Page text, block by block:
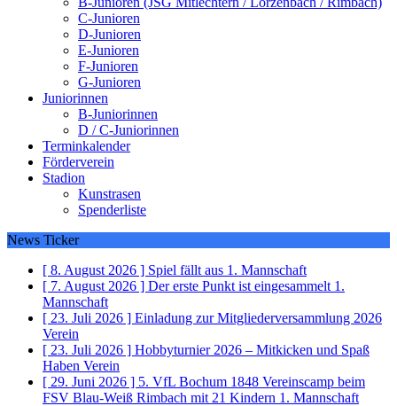
C-Junioren
D-Junioren
E-Junioren
F-Junioren
G-Junioren
Juniorinnen
B-Juniorinnen
D / C-Juniorinnen
Terminkalender
Förderverein
Stadion
Kunstrasen
Spenderliste
News Ticker
[ 8. August 2026 ] Spiel fällt aus 1. Mannschaft
[ 7. August 2026 ] Der erste Punkt ist eingesammelt 1.
Mannschaft
[ 23. Juli 2026 ] Einladung zur Mitgliederversammlung 2026
Verein
[ 23. Juli 2026 ] Hobbyturnier 2026 – Mitkicken und Spaß
Haben Verein
[ 29. Juni 2026 ] 5. VfL Bochum 1848 Vereinscamp beim
FSV Blau-Weiß Rimbach mit 21 Kindern 1. Mannschaft